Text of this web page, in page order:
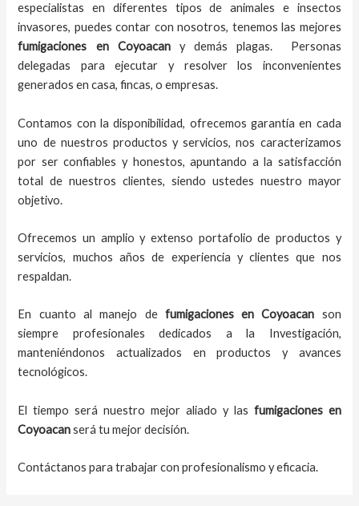
especialistas en diferentes tipos de animales e insectos
invasores, puedes contar con nosotros, tenemos las mejores
fumigaciones
en Coyoacany demás plagas. Personas
delegadas para ejecutar y resolver los inconvenientes
generados en casa, fincas, o empresas.
Contamos con la disponibilidad, ofrecemos garantía en cada
uno de nuestros productos y servicios, nos caracterizamos
por ser confiables y honestos, apuntando a la satisfacción
total de nuestros clientes, siendo ustedes nuestro mayor
objetivo.
Ofrecemos un amplio y extenso portafolio de productos y
servicios, muchos años de experiencia y clientes que nos
respaldan.
En cuanto almanejo defumigacionesenCoyoacan son
siempre profesionales dedicados a la Investigación,
manteniéndonos actualizados en productos y avances
tecnológicos.
El tiempo será nuestro mejor aliado y las fumigaciones en
Coyoacanserá tu mejor decisión.
Contáctanos para trabajar con profesionalismo y eficacia.